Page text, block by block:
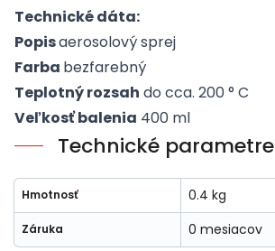
Technické dáta:
Popisaerosolovýsprej
Farba bezfarebný
Teplotný rozsah do cca. 200° C
Veľkosť balenia 400 ml
Technické parametre
Hmotnosť 0.4 kg
Záruka 0 mesiacov